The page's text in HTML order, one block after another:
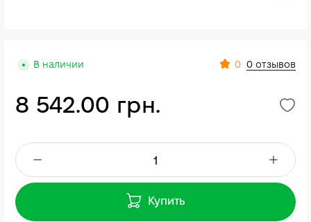
В наличии 0 0 отзывов
8 542.00 грн.
Купить